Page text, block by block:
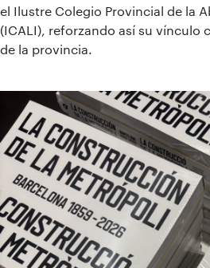
el Ilustre Colegio Provincial de la
(ICALI), reforzando así su vínculo
de la provincia.